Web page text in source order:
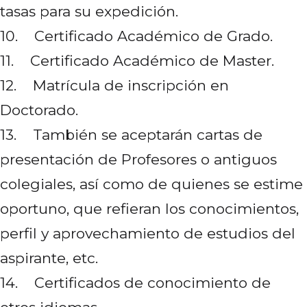
tasas para su expedición.
10. Certificado Académico de Grado.
11. Certificado Académico de Master.
12. Matrícula de inscripción en
Doctorado.
13. También se aceptarán cartas de
presentación de Profesores o antiguos
colegiales, así como de quienes se estime
oportuno, que refieran los conocimientos,
perfil y aprovechamiento de estudios del
aspirante, etc.
14. Certificados de conocimiento de